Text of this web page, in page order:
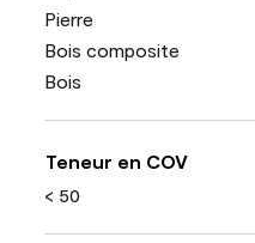
Pierre
Bois composite
Bois
Teneur en COV
< 50